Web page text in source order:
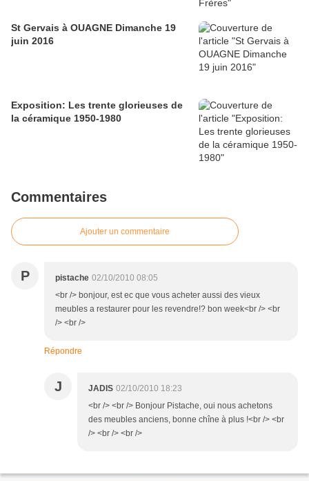
St Gervais à OUAGNE Dimanche 19
juin 2016
Exposition: Les trente glorieuses de
la céramique 1950-1980
Commentaires
Ajouter un commentaire
P pistache 02/10/2010 08:05
<br /> bonjour, est ec que vous acheter aussi des vieux
meubles a restaurer pour les revendre!? bon week<br /> <br
/> <br />
Répondre
J JADIS 02/10/2010 18:23
<br /> <br /> Bonjour Pistache, oui nous achetons
des meubles anciens, bonne chîne à plus !<br /> <br
/> <br /> <br />